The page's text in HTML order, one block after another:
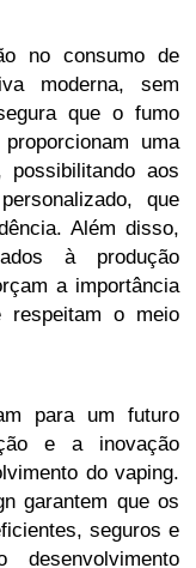
no consumo de
moderna, sem
que o fumo
uma
possibilitando aos
que
Além disso,
à produção
a importância
respeitam o meio
para um futuro
e a inovação
do vaping.
garantem que os
seguros e